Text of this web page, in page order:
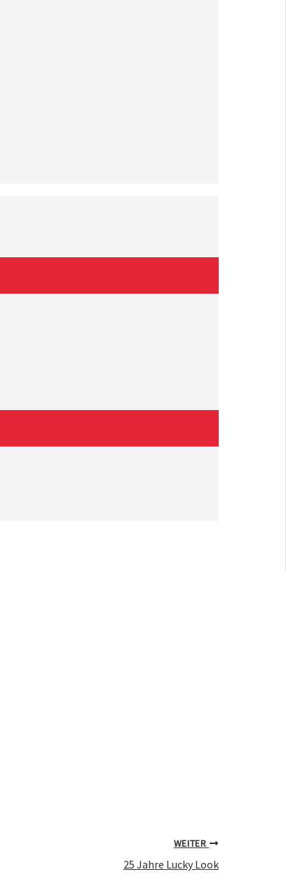
WEITER
25 Jahre Lucky Look